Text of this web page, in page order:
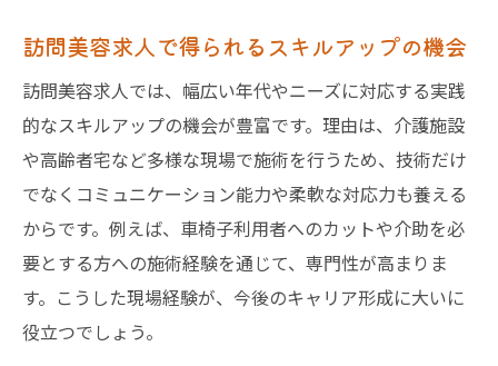
訪問美容求人で得られるスキルアップの機会
訪問美容求人では、幅広い年代やニーズに対応する実践
的なスキルアップの機会が豊富です。理由は、介護施設
や高齢者宅など多様な現場で施術を行うため、技術だけ
でなくコミュニケーション能力や柔軟な対応力も養える
からです。例えば、車椅子利用者へのカットや介助を必
要とする方への施術経験を通じて、専門性が高まりま
す。こうした現場経験が、今後のキャリア形成に大いに
役立つでしょう。